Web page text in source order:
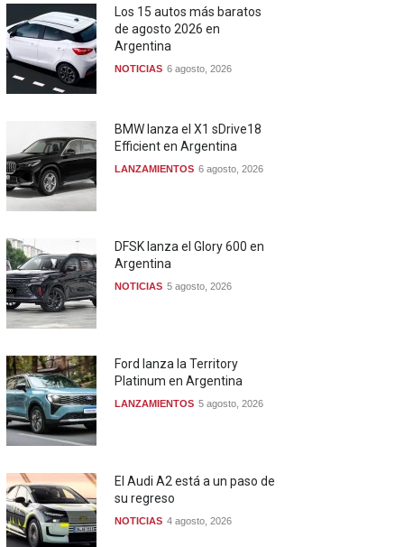
Los 15 autos más baratos
de agosto 2026 en
Argentina
NOTICIAS 6 agosto, 2026
BMW lanza el X1 sDrive18
Efficient en Argentina
LANZAMIENTOS 6 agosto, 2026
DFSK lanza el Glory 600 en
Argentina
NOTICIAS 5 agosto, 2026
Ford lanza la Territory
Platinum en Argentina
LANZAMIENTOS 5 agosto, 2026
El Audi A2 está a un paso de
su regreso
NOTICIAS 4 agosto, 2026